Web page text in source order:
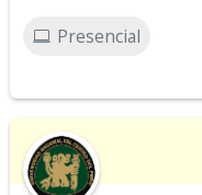
Presencial